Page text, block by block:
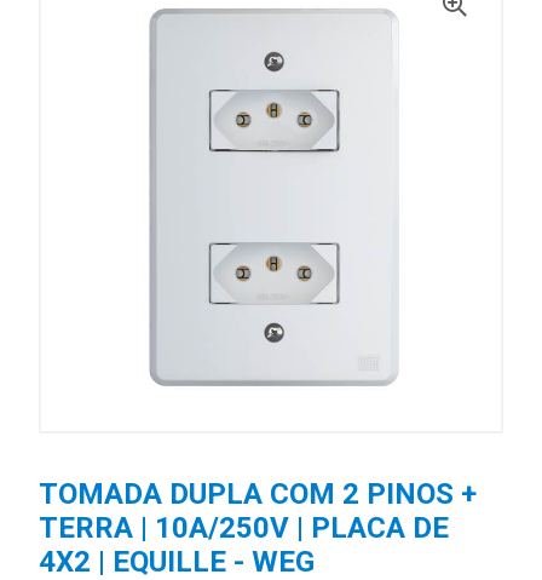
TOMADA DUPLA COM 2 PINOS +
TERRA | 10A/250V | PLACA DE
4X2 | EQUILLE - WEG